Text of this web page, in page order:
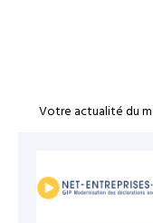
Votre actualité du